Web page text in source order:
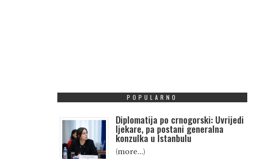
POPULARNO
Diplomatija po crnogorski: Uvrijedi
ljekare, pa postani generalna
konzulka u Istanbulu
(more…)